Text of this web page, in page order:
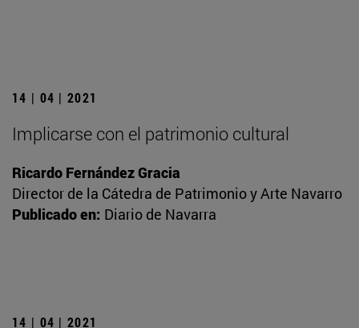
14 | 04 | 2021
Implicarse con el patrimonio cultural
Ricardo Fernández Gracia
Director de la Cátedra de Patrimonio y Arte Navarro
Publicado en: Diario de Navarra
14 | 04 | 2021